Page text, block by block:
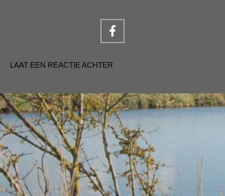
LAAT EEN REACTIE ACHTER